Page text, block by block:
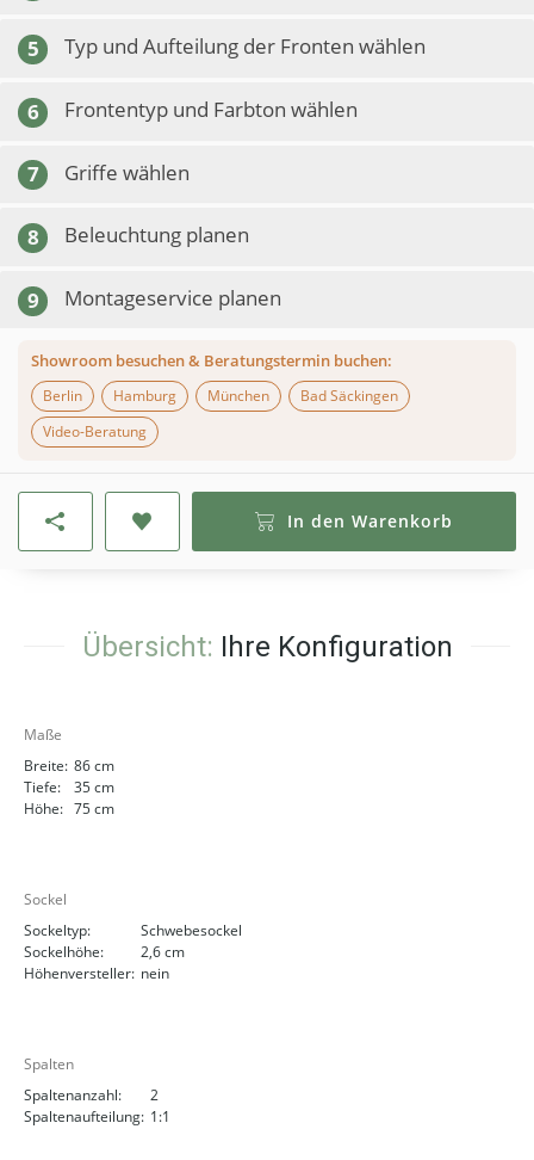
5 Typ und Aufteilung der Fronten wählen
6 Frontentyp und Farbton wählen
7 Griffe wählen
8 Beleuchtung planen
9 Montageservice planen
Showroom besuchen & Beratungstermin buchen:
Berlin
Hamburg München
Bad Säckingen
Video-Beratung
In den Warenkorb
Übersicht: Ihre Konfiguration
Maße
Breite: 86 cm
Tiefe:
35 cm
Höhe: 75 cm
Sockel
Sockeltyp:
Schwebesockel
Sockelhöhe:
2,6 cm
Höhenversteller: nein
Spalten
Spaltenanzahl:
2
Spaltenaufteilung: 1:1